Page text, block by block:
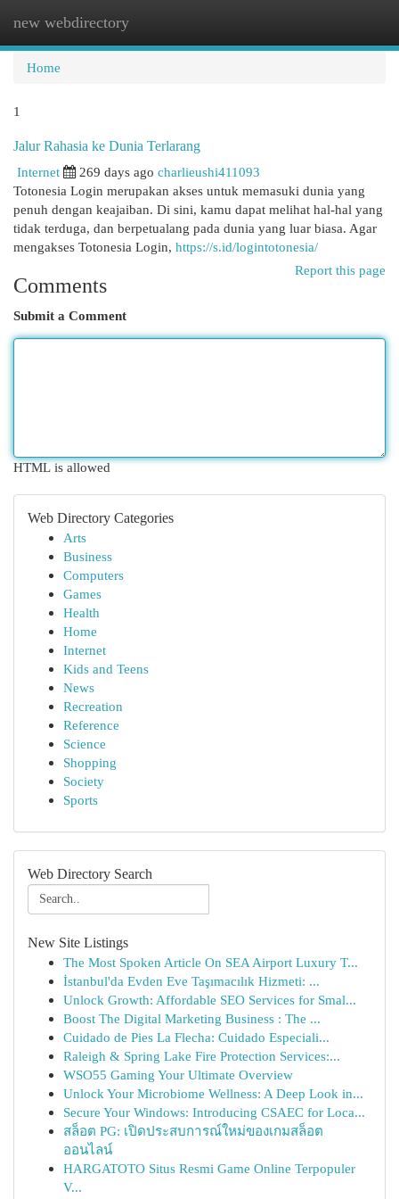
new webdirectory
Home
1
Jalur Rahasia ke Dunia Terlarang
Internet
269 days ago charlieushi411093
Totonesia Login merupakan akses untuk memasuki dunia yang
penuh dengan keajaiban. Di sini, kamu dapat melihat hal-hal yang
tidak terduga, dan berpetualang pada dunia yang luar biasa. Agar
mengakses Totonesia Login, https://s.id/logintotonesia/
Report this page
Comments
Submit a Comment
HTML is allowed
Web Directory Categories
Arts
Business
Computers
Games
Health
Home
Internet
Kids and Teens
News
Recreation
Reference
Science
Shopping
Society
Sports
Web Directory Search
New Site Listings
The Most Spoken Article On SEA Airport Luxury T...
İstanbul'da Evden Eve Taşımacılık Hizmeti: ...
Unlock Growth: Affordable SEO Services for Smal...
Boost The Digital Marketing Business : The ...
Cuidado de Pies La Flecha: Cuidado Especiali...
Raleigh & Spring Lake Fire Protection Services:...
WSO55 Gaming Your Ultimate Overview
Unlock Your Microbiome Wellness: A Deep Look in...
Secure Your Windows: Introducing CSAEC for Loca...
สล็อต PG: เปิดประสบการณ์ใหม่ของเกมสล็อต
ออนไลน์
HARGATOTO Situs Resmi Game Online Terpopuler
V...